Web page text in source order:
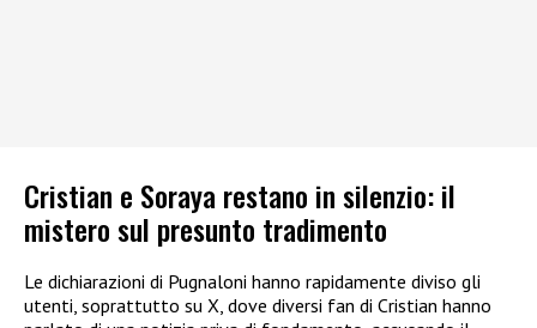
Cristian e Soraya restano in silenzio: il
mistero sul presunto tradimento
Le dichiarazioni di Pugnaloni hanno rapidamente diviso gli
utenti, soprattutto su X, dove diversi fan di Cristian hanno